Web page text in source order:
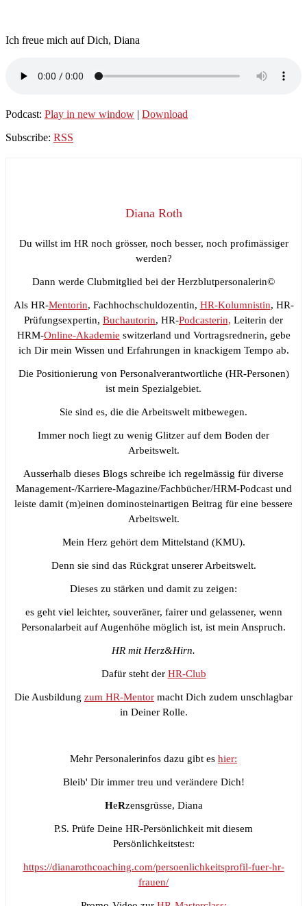
Ich freue mich auf Dich, Diana
Podcast: Play in new window | Download
Subscribe: RSS
Diana Roth
Du willst im HR noch grösser, noch besser, noch profimässiger
werden?
Dann werde Clubmitglied bei der Herzblutpersonalerin©
Als HR-Mentorin, Fachhochschuldozentin, HR-Kolumnistin, HR-
Prüfungsexpertin, Buchautorin, HR-Podcasterin, Leiterin der
HRM-Online-Akademie switzerland und Vortragsrednerin, gebe
ich Dir mein Wissen und Erfahrungen in knackigem Tempo ab.
Die Positionierung von Personalverantwortliche (HR-Personen)
ist mein Spezialgebiet.
Sie sind es, die die Arbeitswelt mitbewegen.
Immer noch liegt zu wenig Glitzer auf dem Boden der
Arbeitswelt.
Ausserhalb dieses Blogs schreibe ich regelmässig für diverse
Management-/Karriere-Magazine/Fachbücher/HRM-Podcast und
leiste damit (m)einen dominosteinartigen Beitrag für eine bessere
Arbeitswelt.
Mein Herz gehört dem Mittelstand (KMU).
Denn sie sind das Rückgrat unserer Arbeitswelt.
Dieses zu stärken und damit zu zeigen:
es geht viel leichter, souveräner, fairer und gelassener, wenn
Personalarbeit auf Augenhöhe möglich ist, ist mein Anspruch.
HR mit Herz&Hirn.
Dafür steht der HR-Club
Die Ausbildung zum HR-Mentor macht Dich zudem unschlagbar
in Deiner Rolle.
Mehr Personalerinfos dazu gibt es hier:
Bleib' Dir immer treu und verändere Dich!
HeRzensgrüsse, Diana
P.S. Prüfe Deine HR-Persönlichkeit mit diesem
Persönlichkeitstest:
https://dianarothcoaching.com/persoenlichkeitsprofil-fuer-hr-
frauen/